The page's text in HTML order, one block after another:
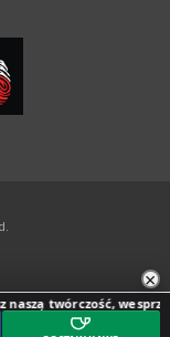
×
twórczość, wesprzyj